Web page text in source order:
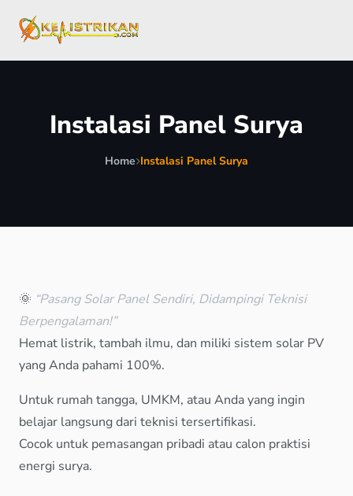
Instalasi Panel Surya
Home Instalasi Panel Surya
🌞 “Pasang Solar Panel Sendiri, Didampingi Teknisi
Berpengalaman!”
Hemat listrik, tambah ilmu, dan miliki sistem solar PV
yang Anda pahami 100%.
Untuk rumah tangga, UMKM, atau Anda yang ingin
belajar langsung dari teknisi tersertifikasi.
Cocok untuk pemasangan pribadi atau calon praktisi
energi surya.